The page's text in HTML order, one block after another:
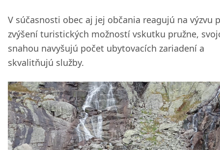
V súčasnosti obec aj jej občania reagujú na výzvu
zvýšení turistických možností vskutku pružne,
snahou navyšujú počet ubytovacích zariadení a
skvalitňujú služby.